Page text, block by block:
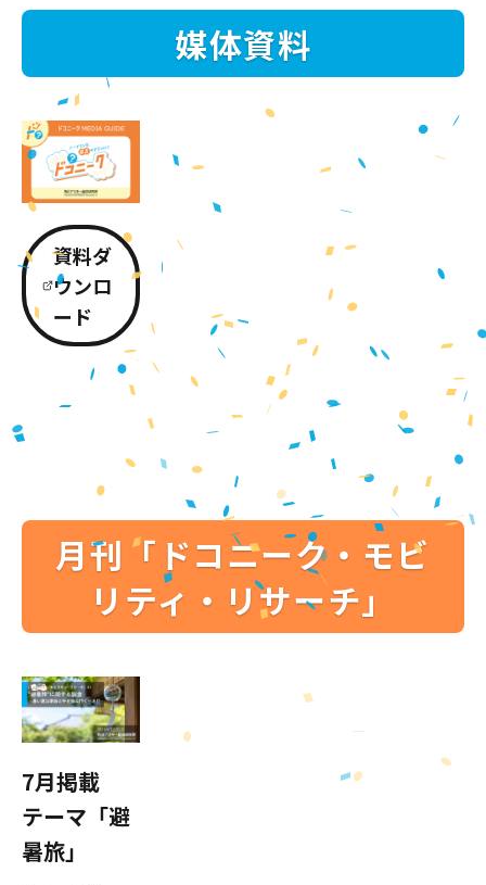
媒体資料
資料ダ
ウンロ
ード
月刊「ドコニーク・モビ
リティ・リサーチ」
7月掲載
テーマ「避
暑旅」